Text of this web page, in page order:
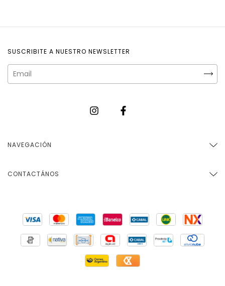
SUSCRIBITE A NUESTRO NEWSLETTER
NAVEGACIÓN
CONTACTÁNOS